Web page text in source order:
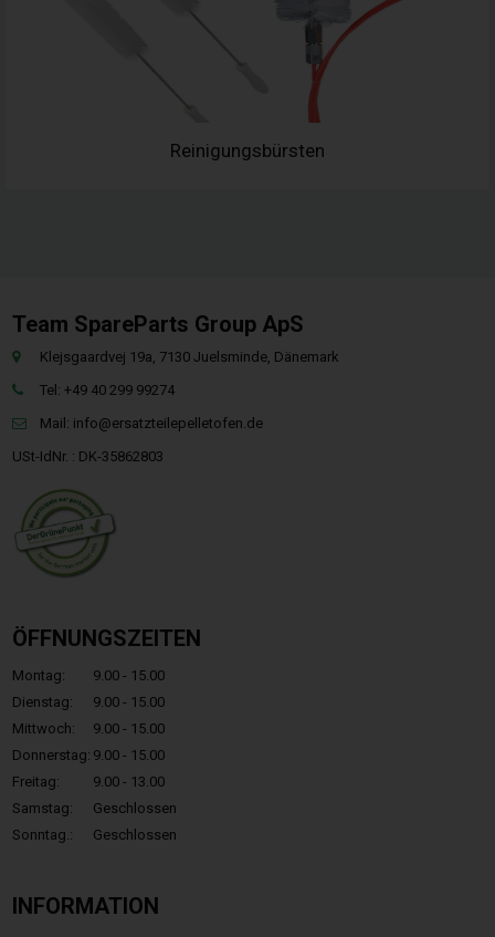
Reinigungsbürsten
Team SpareParts Group ApS
Klejsgaardvej 19a, 7130 Juelsminde, Dänemark
Tel: +49 40 299 99274
Mail: info@ersatzteilepelletofen.de
USt-IdNr. : DK-35862803
ÖFFNUNGSZEITEN
Montag:
9.00 - 15.00
Dienstag:
9.00 - 15.00
Mittwoch:
9.00 - 15.00
Donnerstag: 9.00 - 15.00
Freitag:
9.00 - 13.00
Samstag:
Geschlossen
Sonntag.:
Geschlossen
INFORMATION